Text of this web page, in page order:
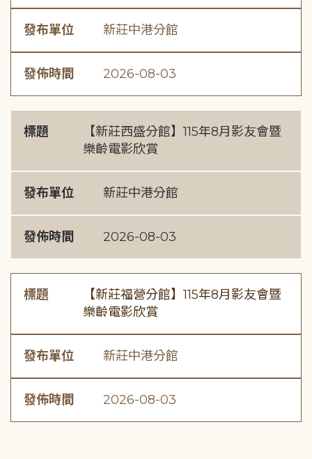
發布單位 新莊中港分館
發佈時間 2026-08-03
標題
【新莊西盛分館】115年8月影友會暨
樂齡電影欣賞
發布單位 新莊中港分館
發佈時間 2026-08-03
標題
【新莊福營分館】115年8月影友會暨
樂齡電影欣賞
發布單位 新莊中港分館
發佈時間 2026-08-03